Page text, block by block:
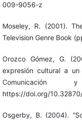
009-9056-z
Moseley, R. (2001).
Television Genre Book
Orozco Gómez, G.
expresión cultural a
https://doi.org/
Osgerby, B. (2004).